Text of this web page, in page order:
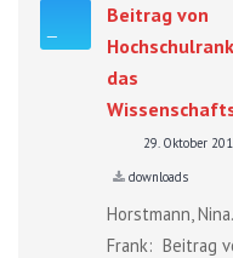
Beitrag von
das
29. Oktober
downloads
Horstmann,
Frank: Beitrag